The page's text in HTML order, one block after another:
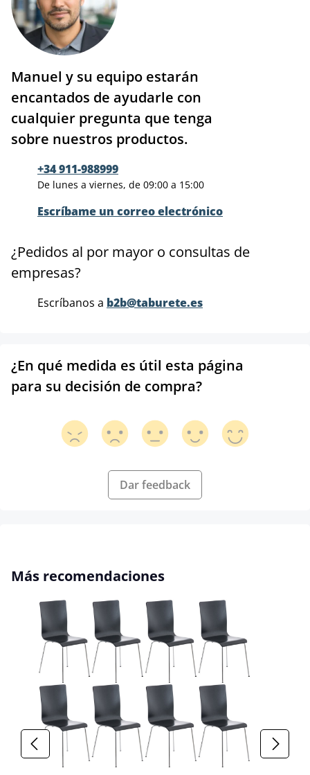
Manuel y su equipo estarán
encantados de ayudarle con
cualquier pregunta que tenga
sobre nuestros productos.
+34 911-988999
De lunes a viernes, de 09:00 a 15:00
Escríbame un correo electrónico
¿Pedidos al por mayor o consultas de
empresas?
Escríbanos a b2b@taburete.es
¿En qué medida es útil esta página
para su decisión de compra?
Dar feedback
Omitir la galería de productos
Más recomendaciones